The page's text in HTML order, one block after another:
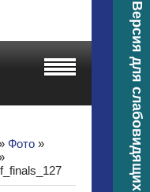
Версия для слабовидящих
Фото »